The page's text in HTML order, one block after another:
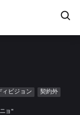
ィビジョン 契約外
ョ"